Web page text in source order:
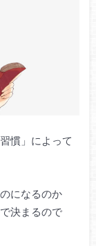
慣」によって
になるのか
決まるので